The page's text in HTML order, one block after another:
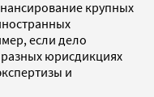
крупных
если дело
юрисдикциях
и